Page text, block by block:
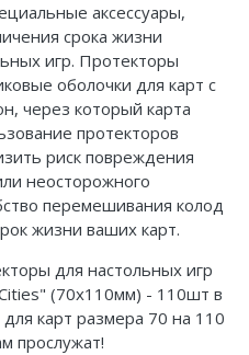
аксессуары,
срока жизни
игр. Протекторы
оболочки для карт с
через который карта
протекторов
риск повреждения
неосторожного
перемешивания колод
жизни ваших карт.
для настольных игр
(70x110мм) - 110шт в
карт размера 70 на 110
прослужат!